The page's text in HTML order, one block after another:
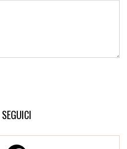
SEGUICI